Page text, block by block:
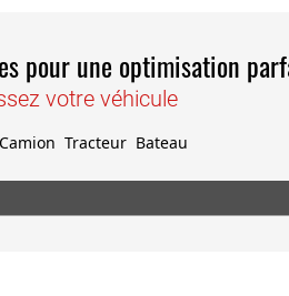
pour une optimisation
votre véhicule
Camion Tracteur Bateau